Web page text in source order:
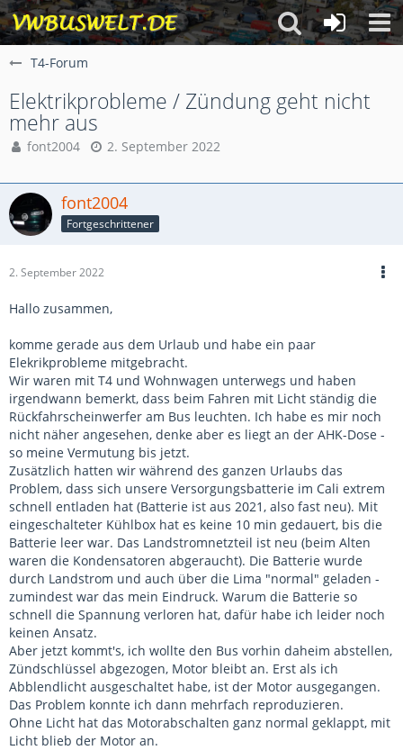
T4-Forum
Elektrikprobleme / Zündung geht nicht
mehr aus
font2004 2. September 2022
font2004
Fortgeschrittener
2. September 2022
Hallo zusammen,
komme gerade aus dem Urlaub und habe ein paar
Elekrikprobleme mitgebracht.
Wir waren mit T4 und Wohnwagen unterwegs und haben
irgendwann bemerkt, dass beim Fahren mit Licht ständig die
Rückfahrscheinwerfer am Bus leuchten. Ich habe es mir noch
nicht näher angesehen, denke aber es liegt an der AHK-Dose -
so meine Vermutung bis jetzt.
Zusätzlich hatten wir während des ganzen Urlaubs das
Problem, dass sich unsere Versorgungsbatterie im Cali extrem
schnell entladen hat (Batterie ist aus 2021, also fast neu). Mit
eingeschalteter Kühlbox hat es keine 10 min gedauert, bis die
Batterie leer war. Das Landstromnetzteil ist neu (beim Alten
waren die Kondensatoren abgeraucht). Die Batterie wurde
durch Landstrom und auch über die Lima "normal" geladen -
zumindest war das mein Eindruck. Warum die Batterie so
schnell die Spannung verloren hat, dafür habe ich leider noch
keinen Ansatz.
Aber jetzt kommt's, ich wollte den Bus vorhin daheim abstellen,
Zündschlüssel abgezogen, Motor bleibt an. Erst als ich
Abblendlicht ausgeschaltet habe, ist der Motor ausgegangen.
Das Problem konnte ich dann mehrfach reproduzieren.
Ohne Licht hat das Motorabschalten ganz normal geklappt, mit
Licht blieb der Motor an.